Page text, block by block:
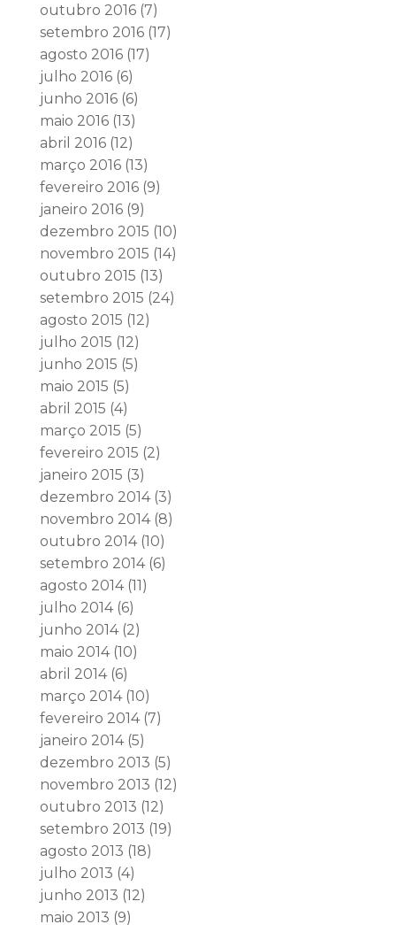
outubro 2016(7)
setembro 2016(17)
agosto 2016(17)
julho 2016(6)
junho 2016(6)
maio 2016(13)
abril 2016(12)
março 2016(13)
fevereiro 2016(9)
janeiro 2016(9)
dezembro 2015 (10)
novembro 2015 (14)
outubro 2015 (13)
setembro 2015 (24)
agosto 2015 (12)
julho 2015 (12)
junho 2015 (5)
maio 2015 (5)
abril 2015 (4)
março 2015 (5)
fevereiro 2015 (2)
janeiro 2015 (3)
dezembro 2014(3)
novembro 2014(8)
outubro 2014(10)
setembro 2014(6)
agosto 2014(11)
julho 2014(6)
junho 2014(2)
maio 2014(10)
abril 2014(6)
março 2014(10)
fevereiro 2014(7)
janeiro 2014(5)
dezembro 2013 (5)
novembro 2013 (12)
outubro 2013 (12)
setembro 2013 (19)
agosto 2013 (18)
julho 2013 (4)
junho 2013 (12)
maio 2013 (9)